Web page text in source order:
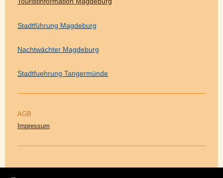
Stadtführung Magdeburg
Nachtwächter Magdeburg
Stadtfuehrung Tangermünde
AGB
Impressum